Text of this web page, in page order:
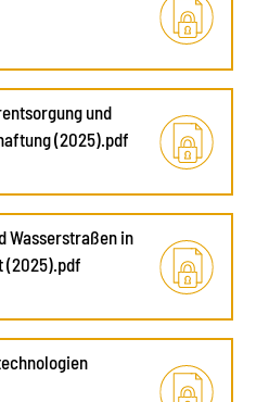
und
(2025).pdf
Wasserstraßen in
(2025).pdf